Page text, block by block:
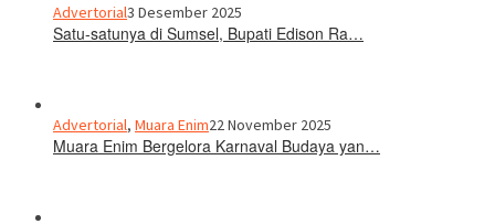
Advertorial3 Desember 2025
Satu-satunya di Sumsel, Bupati Edison Ra…
Advertorial, Muara Enim22 November 2025
Muara Enim Bergelora Karnaval Budaya yan…